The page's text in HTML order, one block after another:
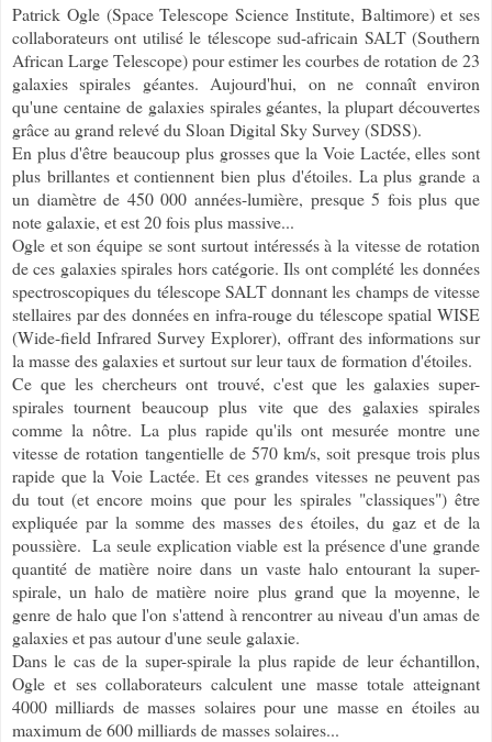
Patrick Ogle (Space Telescope Science Institute, Baltimore) et ses
collaborateurs ont utilisé le télescope sud-africain SALT (Southern
African Large Telescope) pour estimer les courbes de rotation de 23
galaxies spirales géantes. Aujourd'hui, on ne connaît environ
qu'une centaine de galaxies spirales géantes, la plupart découvertes
grâce au grand relevé du Sloan Digital Sky Survey (SDSS).
En plus d'être beaucoup plus grosses que la Voie Lactée, elles sont
plus brillantes et contiennent bien plus d'étoiles. La plus grande a
un diamètre de 450 000 années-lumière, presque 5 fois plus que
note galaxie, et est 20 fois plus massive...
Ogle et son équipe se sont surtout intéressés à la vitesse de rotation
de ces galaxies spirales hors catégorie. Ils ont complété les données
spectroscopiques du télescope SALT donnant les champs de vitesse
stellaires par des données en infra-rouge du télescope spatial WISE
(Wide-field Infrared Survey Explorer), offrant des informations sur
la masse des galaxies et surtout sur leur taux de formation d'étoiles.
Ce que les chercheurs ont trouvé, c'est que les galaxies super-
spirales tournent beaucoup plus vite que des galaxies spirales
comme la nôtre. La plus rapide qu'ils ont mesurée montre une
vitesse de rotation tangentielle de 570 km/s, soit presque trois plus
rapide que la Voie Lactée. Et ces grandes vitesses ne peuvent pas
du tout (et encore moins que pour les spirales "classiques") être
expliquée par la somme des masses des étoiles, du gaz et de la
poussière. La seule explication viable est la présence d'une grande
quantité de matière noire dans un vaste halo entourant la super-
spirale, un halo de matière noire plus grand que la moyenne, le
genre de halo que l'on s'attend à rencontrer au niveau d'un amas de
galaxies et pas autour d'une seule galaxie.
Dans le cas de la super-spirale la plus rapide de leur échantillon,
Ogle et ses collaborateurs calculent une masse totale atteignant
4000 milliards de masses solaires pour une masse en étoiles au
maximum de 600 milliards de masses solaires...